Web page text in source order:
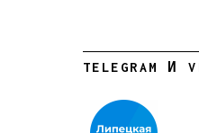
TELEGRAM И